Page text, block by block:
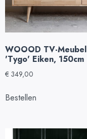
WOOOD TV-Meubel
'Tygo' Eiken, 150cm
€ 349,00
Bestellen